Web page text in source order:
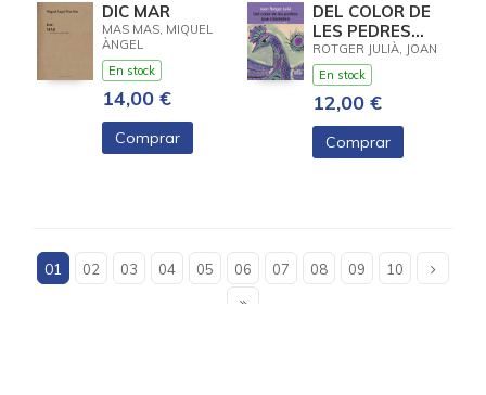
DIC MAR
MAS MAS, MIQUEL
ÀNGEL
En stock
14,00 €
Comprar
DEL COLOR DE
LES PEDRES
QUE
S'ESMOLEN
ROTGER JULIÀ, JOAN
En stock
12,00 €
Comprar
01 02 03 04 05 06 07 08 09 10